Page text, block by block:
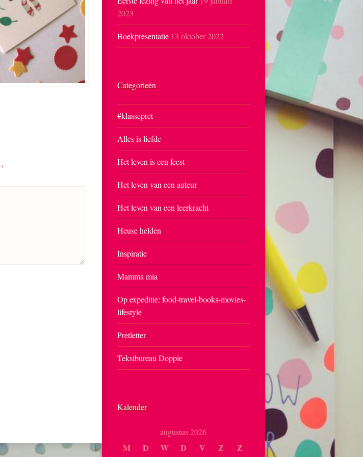
*
2023
Boekpresentatie 13 oktober 2022
Categorieën
#klassepret
Alles is liefde
Het leven is een feest
Het leven van een auteur
Het leven van een leerkracht
Heuse helden
Inspiratie
Mamma mia
Op expeditie: food-travel-books-movies-
lifestyle
Pretletter
Tekstbureau Doppie
Kalender
augustus 2026
M D W D V Z Z